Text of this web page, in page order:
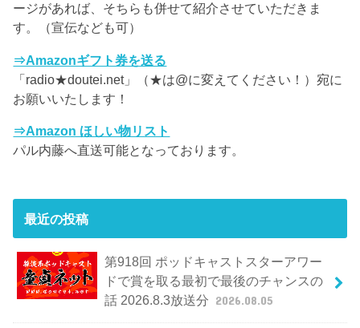
ージがあれば、そちらも併せて紹介させていただきま
す。（宣伝なども可）
⇒Amazonギフト券を送る
「radio★doutei.net」（★は@に変えてください！）宛に
お願いいたします！
⇒Amazon ほしい物リスト
パル内藤へ直送可能となっております。
最近の投稿
第918回 ポッドキャストスターアワー
ドで賞を取る最初で最後のチャンスの
話 2026.8.3放送分 2026.08.05